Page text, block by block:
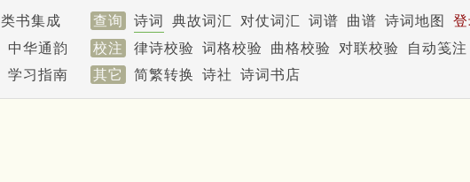
类书集成 查询 诗词 典故词汇 对仗词汇 词谱 曲谱 诗词地图
中华通韵 校注 律诗校验 词格校验 曲格校验 对联校验
自动笺注
学习指南 其它 简繁转换 诗社 诗词书店